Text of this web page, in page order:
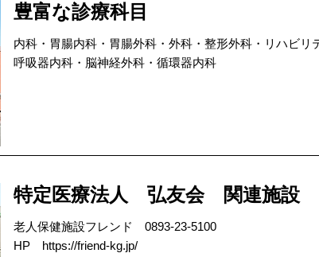
豊富な診療科目
内科・胃腸内科・胃腸外科・外科・整形外科・リハビリ
呼吸器内科・脳神経外科・循環器内科
特定医療法人 弘友会 関連施設
老人保健施設フレンド 0893-23-5100
HP https://friend-kg.jp/